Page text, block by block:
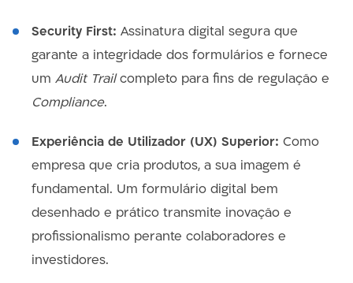
Security First: Assinatura digital segura que
garante a integridade dos formulários e fornece
um Audit Trailcompleto para fins de regulação e
Compliance.
Experiência de Utilizador (UX) Superior: Como
empresa que cria produtos, a sua imagem é
fundamental. Um formulário digital bem
desenhado e prático transmite inovação e
profissionalismo perante colaboradores e
investidores.